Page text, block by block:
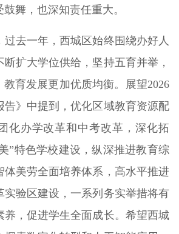
舞，也深知责任重大。
去一年，西城区始终围绕办好人
扩大学位供给，坚持五育并举，
教育发展更加优质均衡。展望2026
告》中提到，优化区域教育资源配
化办学改革和中考改革，深化拓
”特色学校建设，纵深推进教育综
体美劳全面培养体系，高水平推进
实验区建设，一系列务实举措将有
养，促进学生全面成长。希望西城